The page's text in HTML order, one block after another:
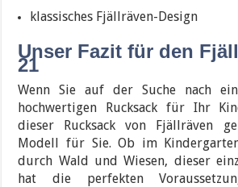
klassisches Fjällräven-Design
Unser Fazit für den
21
Wenn Sie auf der Suche nach
hochwertigen Rucksack für Ihr
dieser Rucksack von Fjällräven
Modell für Sie. Ob im
durch Wald und Wiesen, dieser
hat die perfekten